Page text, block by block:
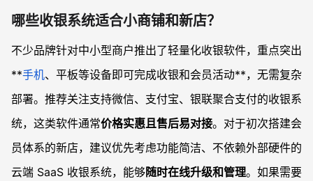
哪些收银系统适合小商铺和新店？
不少品牌针对中小型商户推出了轻量化收银软件，重点突出
**手机、平板等设备即可完成收银和会员活动**，无需复杂
部署。推荐关注支持微信、支付宝、银联聚合支付的收银系
统，这类软件通常价格实惠且售后易对接。对于初次搭建会
员体系的新店，建议优先考虑功能简洁、不依赖外部硬件的
云端 SaaS 收银系统，能够随时在线升级和管理。如果需要